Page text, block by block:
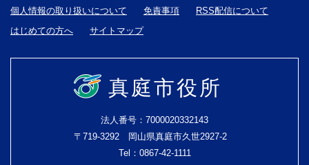
個人情報の取り扱いについて 免責事項
RSS配信について
はじめての方へ
サイトマップ
真庭市役所
法人番号：7000020332143
〒719-3292 岡山県真庭市久世2927-2
Tel：0867-42-1111